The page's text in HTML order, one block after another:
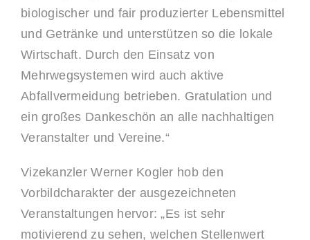
biologischer und fair produzierter Lebensmittel
und Getränke und unterstützen so die lokale
Wirtschaft. Durch den Einsatz von
Mehrwegsystemen wird auch aktive
Abfallvermeidung betrieben. Gratulation und
ein großes Dankeschön an alle nachhaltigen
Veranstalter und Vereine.“
Vizekanzler Werner Kogler hob den
Vorbildcharakter der ausgezeichneten
Veranstaltungen hervor: „Es ist sehr
motivierend zu sehen, welchen Stellenwert